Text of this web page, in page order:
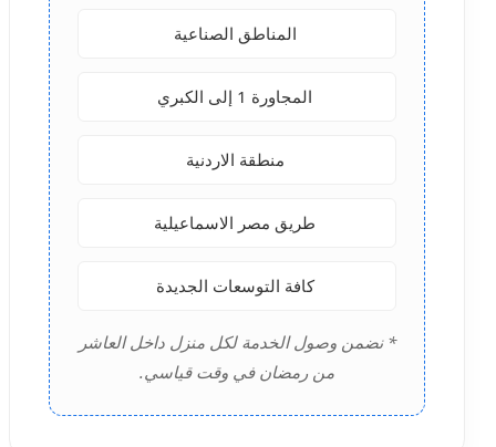
المناطق الصناعية
المجاورة 1 إلى الكبري
منطقة الاردنية
طريق مصر الاسماعيلية
كافة التوسعات الجديدة
* نضمن وصول الخدمة لكل منزل داخل العاشر
من رمضان في وقت قياسي.